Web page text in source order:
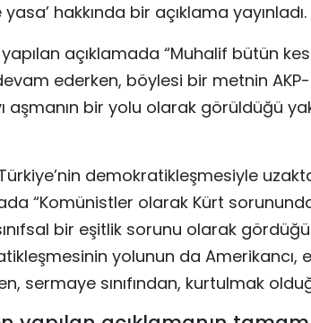
hakkında bir açıklama yayınladı.
yapılan açıklamada “Muhalif bütün
ederken, böylesi bir metnin AKP-
aşmanın bir yolu olarak görüldüğü
demokratikleşmesiyle
“Komünistler olarak Kürt
bir eşitlik sorunu olarak
yolunun da Amerikancı,
sermaye sınıfından, kurtulmak